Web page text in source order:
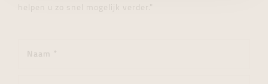
helpen u zo snel mogelijk verder."